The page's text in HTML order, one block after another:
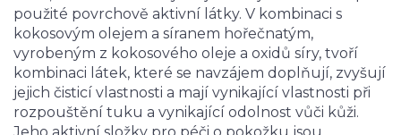
použité povrchově aktivní látky. V kombinaci s
kokosovým olejem a síranem hořečnatým,
vyrobeným z kokosového oleje a oxidů síry, tvoří
kombinaci látek, které se navzájem doplňují, zvyšují
jejich čisticí vlastnosti a mají vynikající vlastnosti při
rozpouštění tuku a vynikající odolnost vůči kůži.